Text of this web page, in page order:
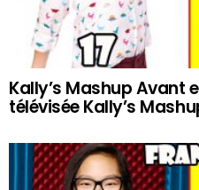
Kally’s Mashup Avant
télévisée Kally’s